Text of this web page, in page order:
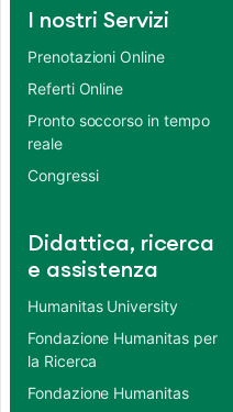
I nostri Servizi
Prenotazioni Online
Referti Online
Pronto soccorso in tempo
reale
Congressi
Didattica, ricerca
e assistenza
Humanitas University
Fondazione Humanitas per
la Ricerca
Fondazione Humanitas